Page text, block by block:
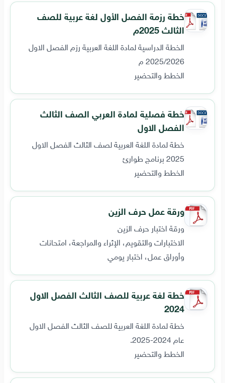
خطة رزمة الفصل الأول لغة عربية للصف
الثالث 2025م
الخطة الدراسية لمادة اللغة العربية رزم الفصل الاول
2025/2026 م
الخطط والتحضير
خطة فصلية لمادة العربي الصف الثالث
الفصل الاول
خطة لمادة اللغة العربية لصف الثالث الفصل الاول
2025 برنامج طوارئ
الخطط والتحضير
ورقة عمل حرف الزين
ورقة اختبار حرف الزين
الاختبارات والتقويم، الإثراء والمراجعة، امتحانات
وأوراق عمل، اختبار يومي
خطة لغة عربية للصف الثالث الفصل الاول
2024
خطة لمادة اللغة العربية للصف الثالث الفصل الاول
عام 2024-2025.
الخطط والتحضير